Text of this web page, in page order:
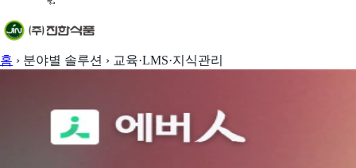
홈 › 분야별 솔루션 › 교육·LMS·지식관리